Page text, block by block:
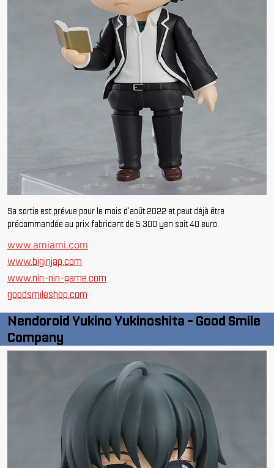
Sa sortie est prévue pour le mois d'août 2022 et peut déjà être
précommandée au prix fabricant de 5 300 yen soit 40 euro.
www.amiami.com
www.biginjap.com
www.nin-nin-game.com
goodsmileshop.com
Nendoroid Yukino Yukinoshita - Good Smile
Company